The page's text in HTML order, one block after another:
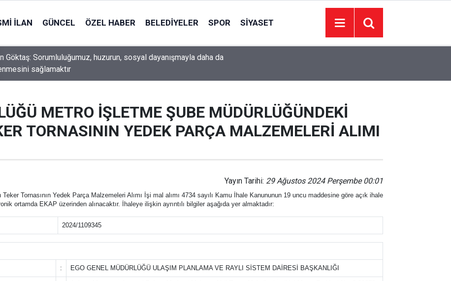
İLAN GÜNCEL ÖZEL HABER BELEDIYELER SPOR SIYASET
Göktaş: Sorumluluğumuz, huzurun, sosyal dayanışmayla daha da
sağlamaktır
Sosyal Medyadan Terör Propagandası Yapan Şüpheli Yakalandı
METRO İŞLETME ŞUBE MÜDÜRLÜĞÜNDEKİ
TORNASININ YEDEK PARÇA MALZEMELERİ ALIMI
Yayın Tarihi: 29 Ağustos 2024 Perşembe 00:01
Tornasının Yedek Parça Malzemeleri Alımı İşi mal alımı 4734 sayılı Kamu İhale Kanununun 19 uncu maddesine göre açık ihale
ortamda EKAP üzerinden alınacaktır. İhaleye ilişkin ayrıntılı bilgiler aşağıda yer almaktadır:
2024/1109345
: EGO GENEL MÜDÜRLÜĞÜ ULAŞIM PLANLAMA VE RAYLI SİSTEM DAİRESİ BAŞKANLIĞI